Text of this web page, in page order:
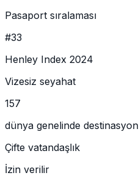
Pasaport sıralaması
#33
Henley Index 2024
Vizesiz seyahat
157
dünya genelinde destinasyon
Çifte vatandaşlık
İzin verilir